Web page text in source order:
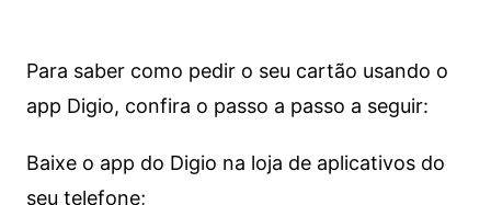
Para saber como pedir o seu cartão usando o
app Digio, confira o passo a passo a seguir:
Baixe o app do Digio na loja de aplicativos do
seu telefone;